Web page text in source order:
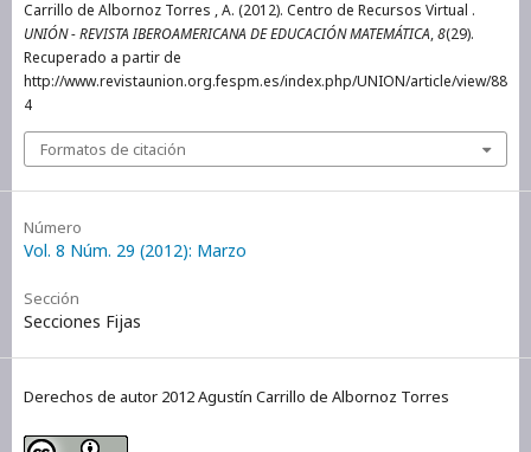
Carrillo de Albornoz Torres , A. (2012). Centro de Recursos Virtual .
UNIÓN - REVISTA IBEROAMERICANA DE EDUCACIÓN MATEMÁTICA,8(29).
Recuperado a partir de
http://www.revistaunion.org.fespm.es/index.php/UNION/article/view/88
4
Formatos de citación
Número
Vol. 8 Núm. 29 (2012): Marzo
Sección
Secciones Fijas
Derechos de autor 2012 Agustín Carrillo de Albornoz Torres